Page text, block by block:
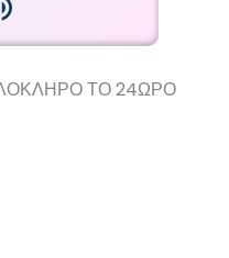
ΤΟ 24ΩΡΟ